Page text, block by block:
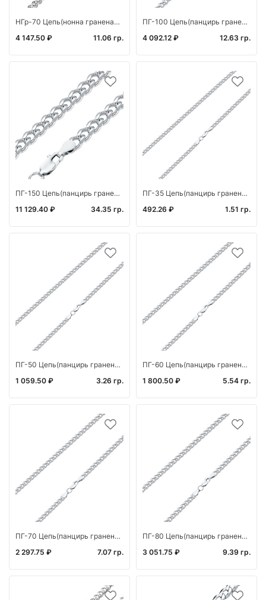
НГр-70 Цепь(нонна граненая родированная) (Ag 925)
4 147.50 ₽
11.06 гр.
ПГ-100 Цепь(панцирь граненый) (Ag 925*)
4 092.12 ₽
12.63 гр.
ПГ-150 Цепь(панцирь граненый) (Ag 925*)
11 129.40 ₽
34.35 гр.
ПГ-35 Цепь(панцирь граненый) (Ag 925)
492.26 ₽
1.51 гр.
ПГ-50 Цепь(панцирь граненый) (Ag 925*)
1 059.50 ₽
3.26 гр.
ПГ-60 Цепь(панцирь граненый) (Ag 925*)
1 800.50 ₽
5.54 гр.
ПГ-70 Цепь(панцирь граненый) (Ag 925)
2 297.75 ₽
7.07 гр.
ПГ-80 Цепь(панцирь граненый) (Ag 925)
3 051.75 ₽
9.39 гр.